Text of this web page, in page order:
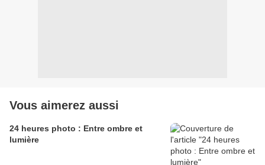
Vous aimerez aussi
24 heures photo : Entre ombre et
lumière